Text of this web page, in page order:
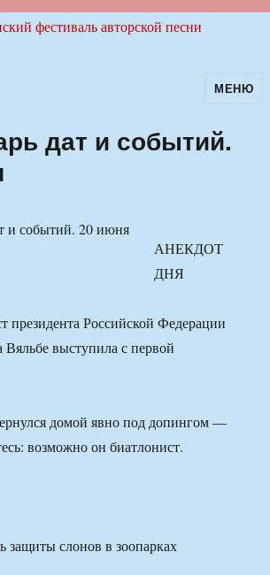
фестиваль авторскойМЕНЮ
дат и событий.
АНЕКДОТ
ДНЯ
президента Российской Федерации
Вяльбе выступила с первой
домой явно под допингом —
возможно он биатлонист.
защиты слонов в зоопарках